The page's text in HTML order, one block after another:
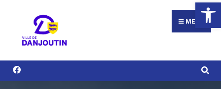
Ouvrir
contenu
MENU
for: